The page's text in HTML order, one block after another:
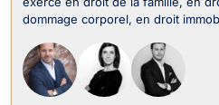
dommage corporel, en droit
commercial-concurrence, en droit
droit de la propriété intelle...